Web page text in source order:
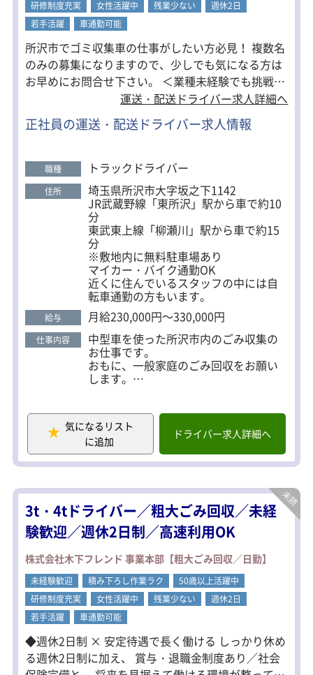
研修制度充実 女性活躍中 残業少ない
週休2日
若手活躍
車通勤可能
所沢市でゴミ収集車の仕事がしたい方必見！ 複数名
のみの募集になりますので、少しでも気になる方は
お早めにお問合せ下さい。 ＜業種未経験でも挑戦で
きます＞ 最初は同乗研修からスタートし、 先輩と1
ヶ月程の研修期間があります。 経験とスキルに応じ
て、将来的に管理職へステップアップもできます。
の運送会社も多い中、木下フレンドは 週休2日制、
平均有休取得日10日と従業員の働く環境が整ってい
ます。 プライベートの時間を大切にしたい方や ご家
族との時間を大切にしたい方にはかなりオススメで
をもくもくと運転したい この2つを魅力に感じる方
はぜひご応募ください。
運送・配送ドライバー求人詳細へ
正社員の運送・配送ドライバー求人情報
職種 トラックドライバー
住所 埼玉県所沢市大字坂之下1142
JR武蔵野線「東所沢」駅から車で約10
分
東武東上線「柳瀬川」駅から車で約15
分
※敷地内に無料駐車場あり
マイカー・バイク通勤OK
近くに住んでいるスタッフの中には自
転車通勤の方もいます。
給与 月給230,000円～330,000円
仕事内容 中型車を使った所沢市内のごみ収集の
お仕事です。
おもに、一般家庭のごみ回収をお願い
します。
営業や接客もなく、落ち着いて仕事が
できます♪
【仕事の流れ】
→出勤したら当日の仕事を確認して所
沢を出発。
→ゴミの回収！
→荷卸しして事務所へ
→日報を作成して退社
■渋滞ほぼなし！ストレスなくお仕事
可能
■荷物は5キロ前後！そんなに重くない
ので体力負担少なめ！
気になるリスト
に追加
ドライバー求人詳細へ
3t・4tドライバー／粗大ごみ回収／未経
験歓迎／週休2日制／高速利用OK
株式会社木下フレンド 事業本部【粗大ごみ回収／日勤】
未経験歓迎 積み下ろし作業ラク
50歳以上活躍中
研修制度充実
女性活躍中 残業少ない
週休2日
若手活躍
車通勤可能
◆週休2日制 × 安定待遇で長く働ける しっかり休め
る週休2日制に加え、 賞与・退職金制度あり／社会